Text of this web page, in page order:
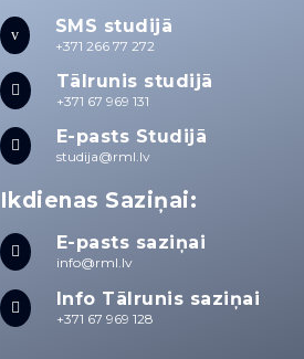
v SMS studijā
+371 266 77 272
 Tālrunis studijā
+371 67 969 131
 E-pasts Studijā
studija@rml.lv
Ikdienas Saziņai:
 E-pasts saziņai
info@rml.lv
 Info Tālrunis saziņai
+371 67 969 128